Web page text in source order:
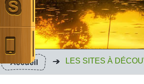
LES SITES À